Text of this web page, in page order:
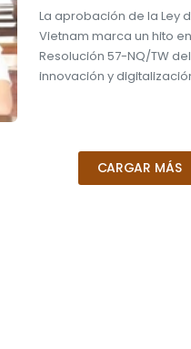
La aprobación de la Ley
Vietnam marca un hito
Resolución 57-NQ/TW
innovación y
CARGAR MÁS